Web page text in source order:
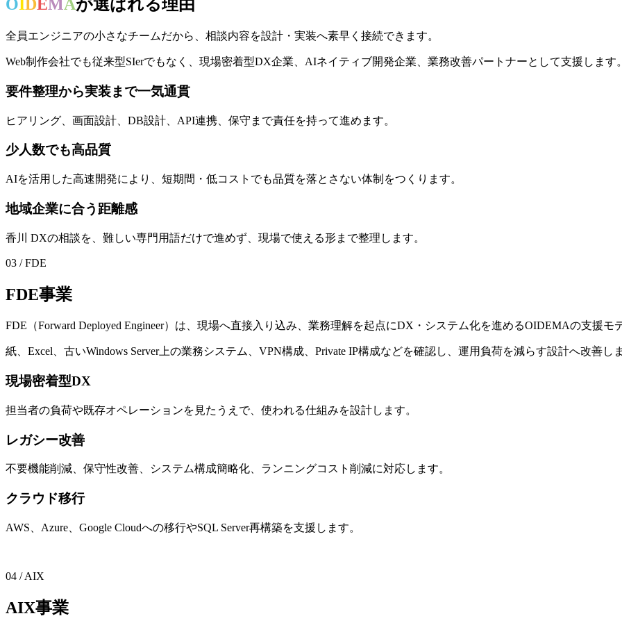
OIDEMAが選ばれる理由
全員エンジニアの小さなチームだから、相談内容を設計・実装へ素早く接続できます。
Web制作会社でも従来型SIerでもなく、現場密着型DX企業、AIネイティブ開発企業、業務改善パートナーとして支援します。
要件整理から実装まで一気通貫
ヒアリング、画面設計、DB設計、API連携、保守まで責任を持って進めます。
少人数でも高品質
AIを活用した高速開発により、短期間・低コストでも品質を落とさない体制をつくります。
地域企業に合う距離感
香川 DXの相談を、難しい専門用語だけで進めず、現場で使える形まで整理します。
03 / FDE
FDE事業
FDE（Forward Deployed Engineer）は、現場へ直接入り込み、業務理解を起点にDX・システム化を進めるOIDEMAの支援モ
紙、Excel、古いWindows Server上の業務システム、VPN構成、Private IP構成などを確認し、運用負荷を減らす設計へ改善しま
現場密着型DX
担当者の負荷や既存オペレーションを見たうえで、使われる仕組みを設計します。
レガシー改善
不要機能削減、保守性改善、システム構成簡略化、ランニングコスト削減に対応します。
クラウド移行
AWS、Azure、Google Cloudへの移行やSQL Server再構築を支援します。
04 / AIX
AIX事業